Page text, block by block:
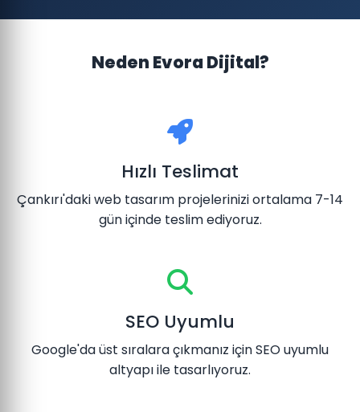
Neden Evora Dijital?
Hızlı Teslimat
Çankırı'daki web tasarım projelerinizi ortalama 7-14
gün içinde teslim ediyoruz.
SEO Uyumlu
Google'da üst sıralara çıkmanız için SEO uyumlu
altyapı ile tasarlıyoruz.